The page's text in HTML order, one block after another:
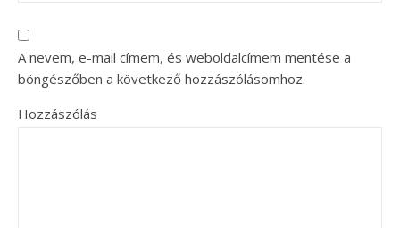
A nevem, e-mail címem, és weboldalcímem mentése a
böngészőben a következő hozzászólásomhoz.
Hozzászólás